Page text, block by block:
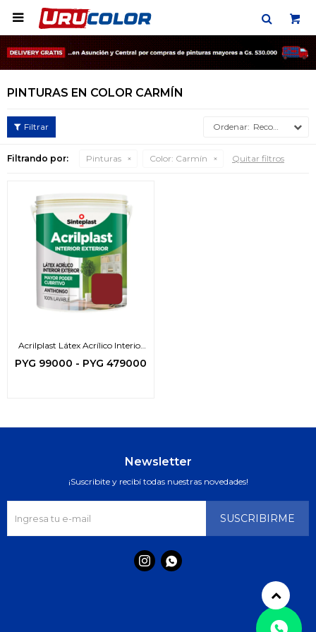

PINTURAS EN COLOR CARMÍN
Recomendados
Filtrando por: Pinturas Color: Carmín Quitar filtros
Acrilplast Látex Acrílico Interior
Exterior
PYG 99000 - PYG 479000
Newsletter
¡Suscribite y recibí todas nuestras novedades!
SUSCRIBIRME
 